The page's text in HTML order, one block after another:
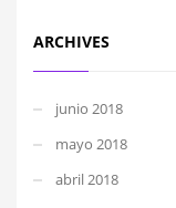
ARCHIVES
junio 2018
mayo 2018
abril 2018